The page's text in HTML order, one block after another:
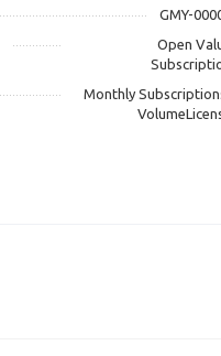
GMY-
Open
Monthly